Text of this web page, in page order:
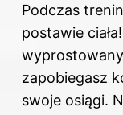
Podczas
postawie
zapobiegasz
swoje osiągi.